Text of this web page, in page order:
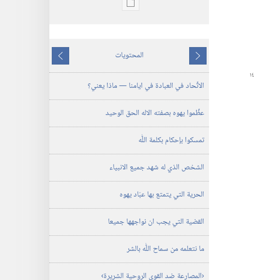
خيارات
الاله
الحق
الوحيد
ما
يسبق
المحتويات
ما
يلي
الاتِّحاد في العبادة في ايامنا —‏ ماذا يعني؟‏
عظِّموا يهوه بصفته الاله الحق الوحيد
تمسكوا بإحكام بكلمة اللّٰه
الشخص الذي له شهد جميع الانبياء
الحرية التي يتمتع بها عبّاد يهوه
القضية التي يجب ان نواجهها جميعا
ما نتعلمه من سماح اللّٰه بالشر
‏‹المصارعة ضد القوى الروحية الشريرة›‏